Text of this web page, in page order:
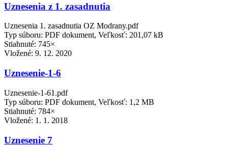
Uznesenia z 1. zasadnutia
Uznesenia 1. zasadnutia OZ Modrany.pdf
Typ súboru: PDF dokument, Veľkosť: 201,07 kB
Stiahnuté: 745×
Vložené: 9. 12. 2020
Uznesenie-1-6
Uznesenie-1-61.pdf
Typ súboru: PDF dokument, Veľkosť: 1,2 MB
Stiahnuté: 784×
Vložené: 1. 1. 2018
Uznesenie 7